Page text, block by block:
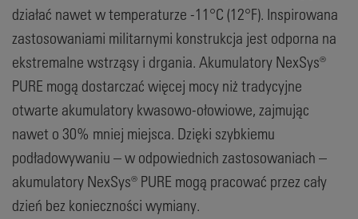
działać nawet w temperaturze -11°C (12°F). Inspirowana
zastosowaniami militarnymi konstrukcja jest odporna na
ekstremalne wstrząsy i drgania. Akumulatory NexSys®
PURE mogą dostarczać więcej mocy niż tradycyjne
otwarte akumulatory kwasowo-ołowiowe, zajmując
nawet o 30% mniej miejsca. Dzięki szybkiemu
podładowywaniu – w odpowiednich zastosowaniach –
akumulatory NexSys® PURE mogą pracować przez cały
dzień bez konieczności wymiany.